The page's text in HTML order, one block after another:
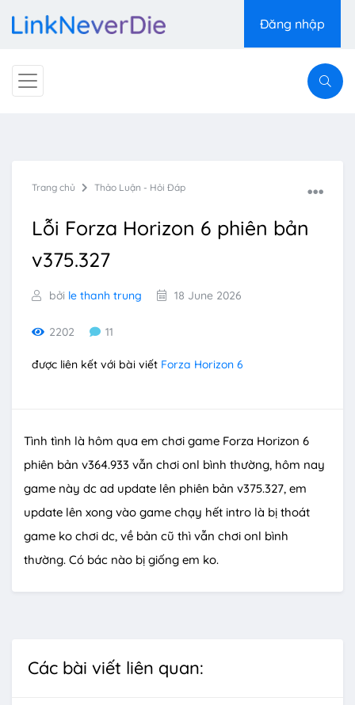
Đăng nhập
Trang chủ Thảo Luận - Hỏi Đáp
Lỗi Forza Horizon 6 phiên bản
v375.327
bởi le thanh trung 18 June 2026
2202 11
được liên kết với bài viết Forza Horizon 6
Tình tình là hôm qua em chơi game Forza Horizon 6
phiên bản v364.933 vẫn chơi onl bình thường, hôm nay
game này dc ad update lên phiên bản v375.327, em
update lên xong vào game chạy hết intro là bị thoát
game ko chơi dc, về bản cũ thì vẫn chơi onl bình
thường. Có bác nào bị giống em ko.
Các bài viết liên quan: